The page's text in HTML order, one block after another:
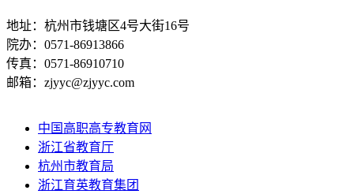
地址：杭州市钱塘区4号大街16号
院办：0571-86913866
传真：0571-86910710
邮箱：zjyyc@zjyyc.com
中国高职高专教育网
浙江省教育厅
杭州市教育局
浙江育英教育集团